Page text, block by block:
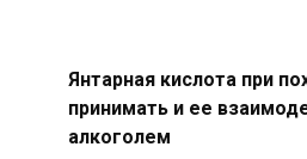
Янтарная кислота при
принимать и ее
алкоголем